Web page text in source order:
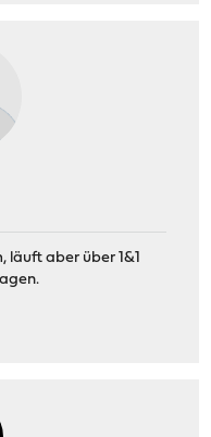
läuft aber über 1&1